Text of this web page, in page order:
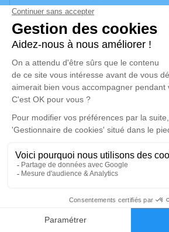
Faire-part
Nous vous invitons à utiliser cet
vos condoléances, partager des
anecdote ou exprimer vos pensées
poèmes ou des textes. Cet endroit
d'expression dédié à honorer la
GOURGOUSSE.
Un service de plantation d’arbre
disponible ici .
lundi 06 juillet 2026 à 10h30
24450 Mialet